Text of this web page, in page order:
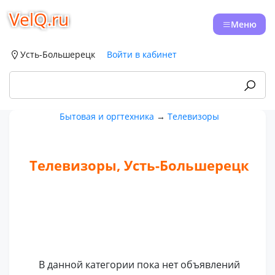
VelQ.ru Меню
Усть-Большерецк Войти в кабинет
Бытовая и оргтехника →Телевизоры
Телевизоры, Усть-Большерецк
В данной категории пока нет объявлений